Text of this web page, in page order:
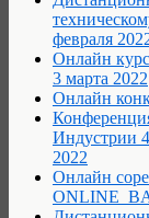
февраля
Онлайн
3 марта 2022
Онлайн
Индустрии
2022
Онлайн